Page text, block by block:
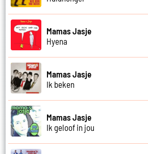
Mamas Jasje
Hyena
Mamas Jasje
Ik beken
Mamas Jasje
Ik geloof in jou